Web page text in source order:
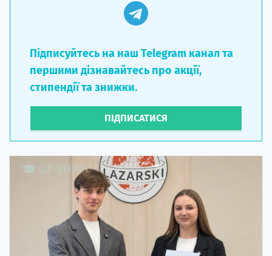
Підписуйтесь на наш Telegram канал та
першими дізнавайтесь про акції,
стипендії та знижки.
ПІДПИСАТИСЯ